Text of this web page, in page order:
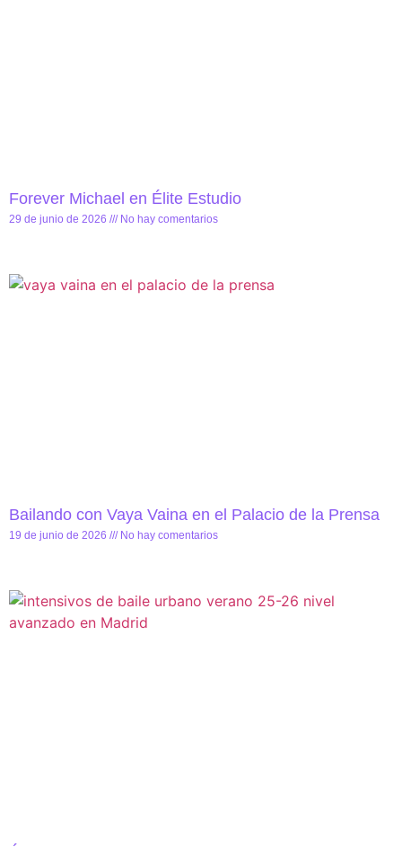
Forever Michael en Élite Estudio
29 de junio de 2026 No hay comentarios
Bailando con Vaya Vaina en el Palacio de la Prensa
19 de junio de 2026 No hay comentarios